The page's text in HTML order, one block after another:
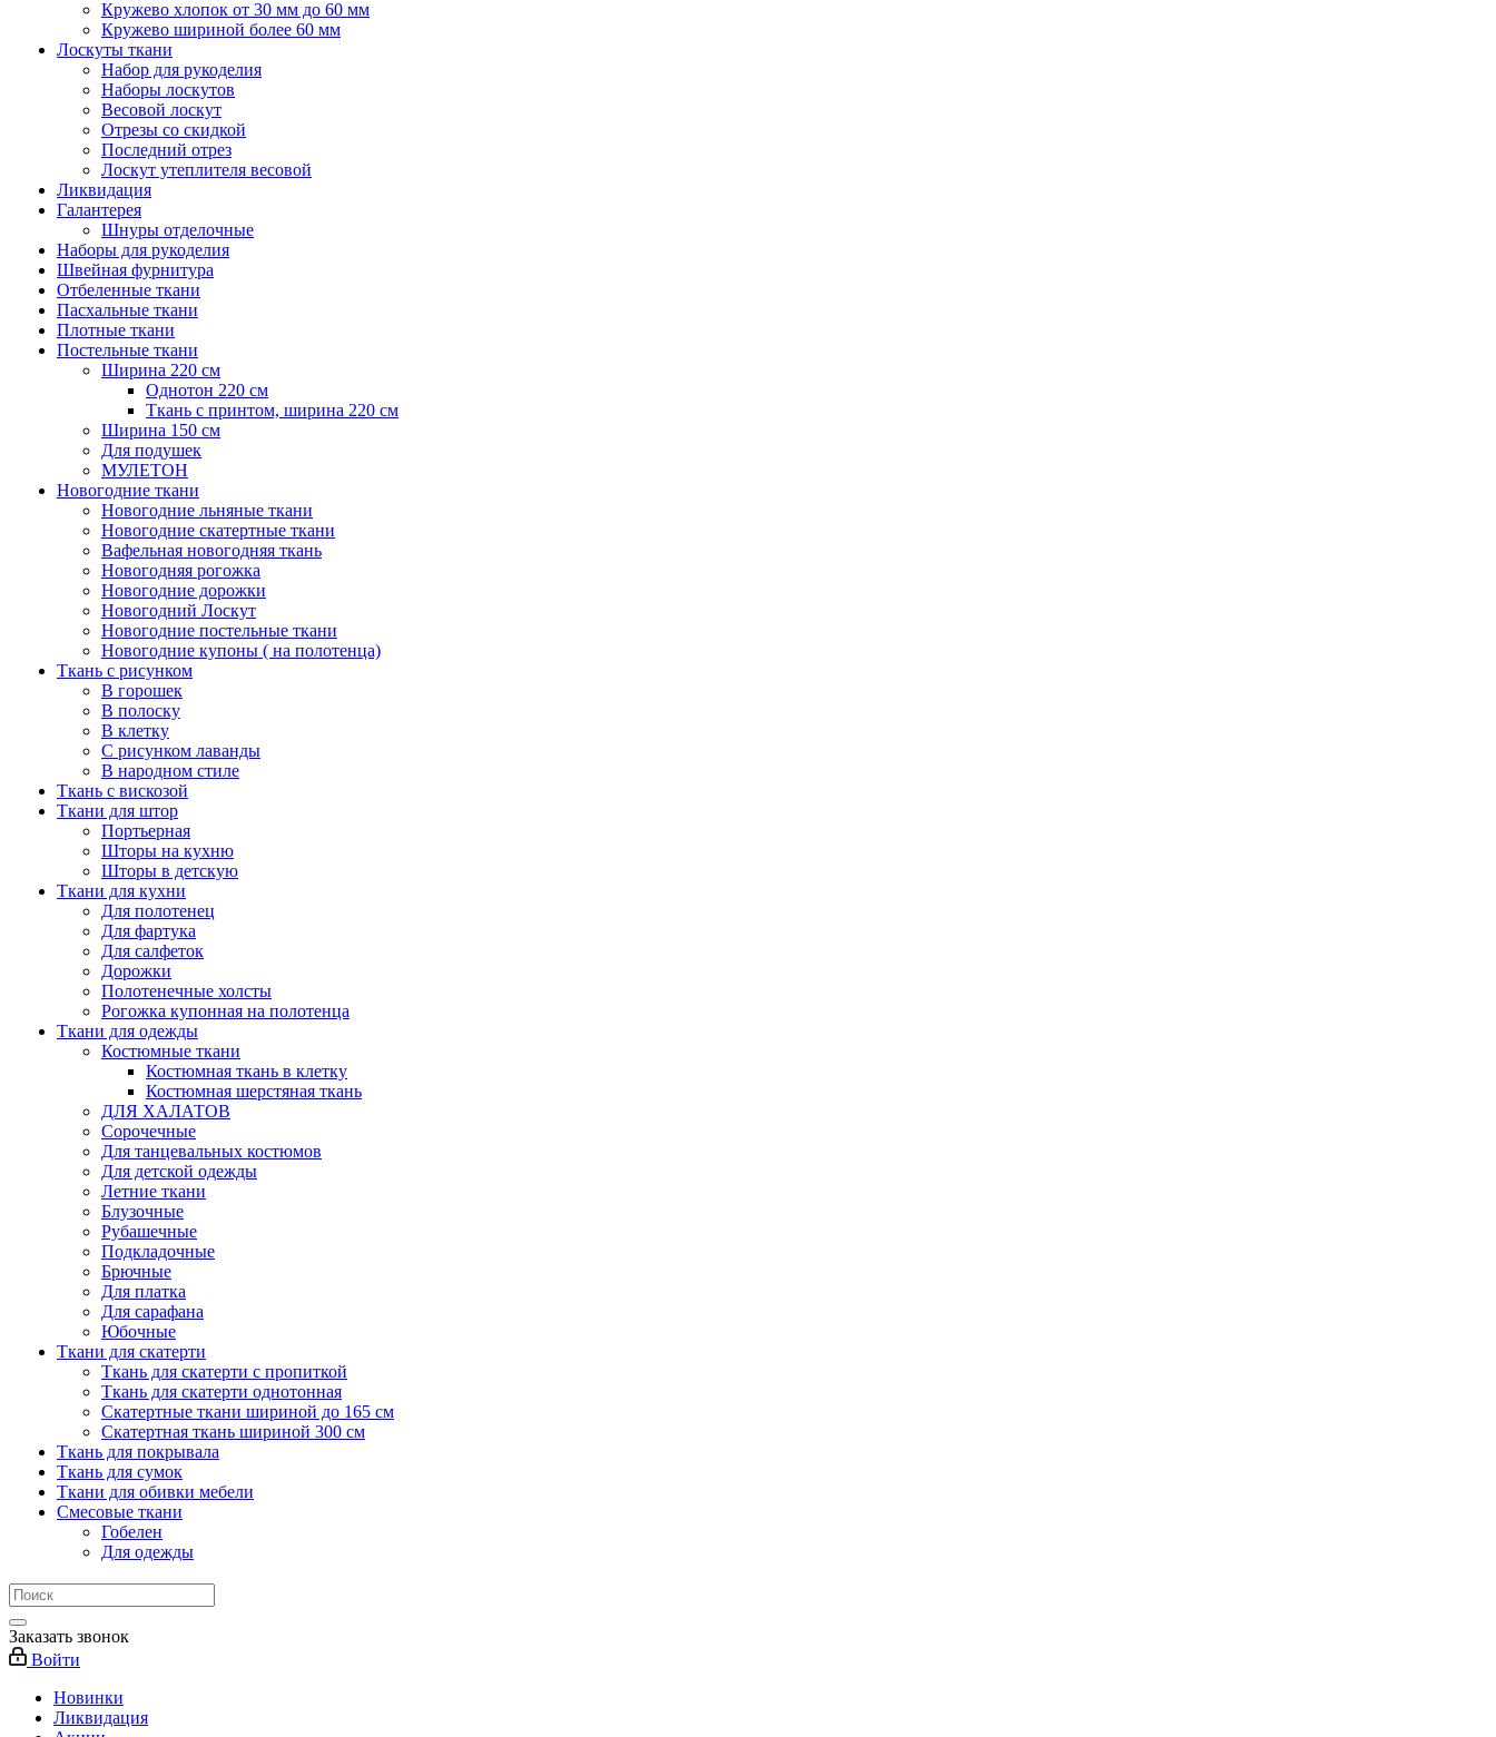
Кружево хлопок от 30 мм до 60 мм
Кружево шириной более 60 мм
Лоскуты ткани
Набор для рукоделия
Наборы лоскутов
Весовой лоскут
Отрезы со скидкой
Последний отрез
Лоскут утеплителя весовой
Ликвидация
Галантерея
Шнуры отделочные
Наборы для рукоделия
Швейная фурнитура
Отбеленные ткани
Пасхальные ткани
Плотные ткани
Постельные ткани
Ширина 220 см
Однотон 220 см
Ткань с принтом, ширина 220 см
Ширина 150 см
Для подушек
МУЛЕТОН
Новогодние ткани
Новогодние льняные ткани
Новогодние скатертные ткани
Вафельная новогодняя ткань
Новогодняя рогожка
Новогодние дорожки
Новогодний Лоскут
Новогодние постельные ткани
Новогодние купоны ( на полотенца)
Ткань с рисунком
В горошек
В полоску
В клетку
С рисунком лаванды
В народном стиле
Ткань с вискозой
Ткани для штор
Портьерная
Шторы на кухню
Шторы в детскую
Ткани для кухни
Для полотенец
Для фартука
Для салфеток
Дорожки
Полотенечные холсты
Рогожка купонная на полотенца
Ткани для одежды
Костюмные ткани
Костюмная ткань в клетку
Костюмная шерстяная ткань
ДЛЯ ХАЛАТОВ
Сорочечные
Для танцевальных костюмов
Для детской одежды
Летние ткани
Блузочные
Рубашечные
Подкладочные
Брючные
Для платка
Для сарафана
Юбочные
Ткани для скатерти
Ткань для скатерти с пропиткой
Ткань для скатерти однотонная
Скатертные ткани шириной до 165 см
Скатертная ткань шириной 300 см
Ткань для покрывала
Ткань для сумок
Ткани для обивки мебели
Смесовые ткани
Гобелен
Для одежды
Заказать звонок
Войти
Новинки
Ликвидация